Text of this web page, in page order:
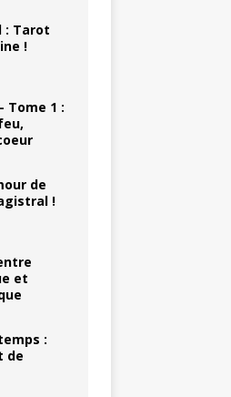
: Tarot
!
Tome 1 :
de
!
et
:
de